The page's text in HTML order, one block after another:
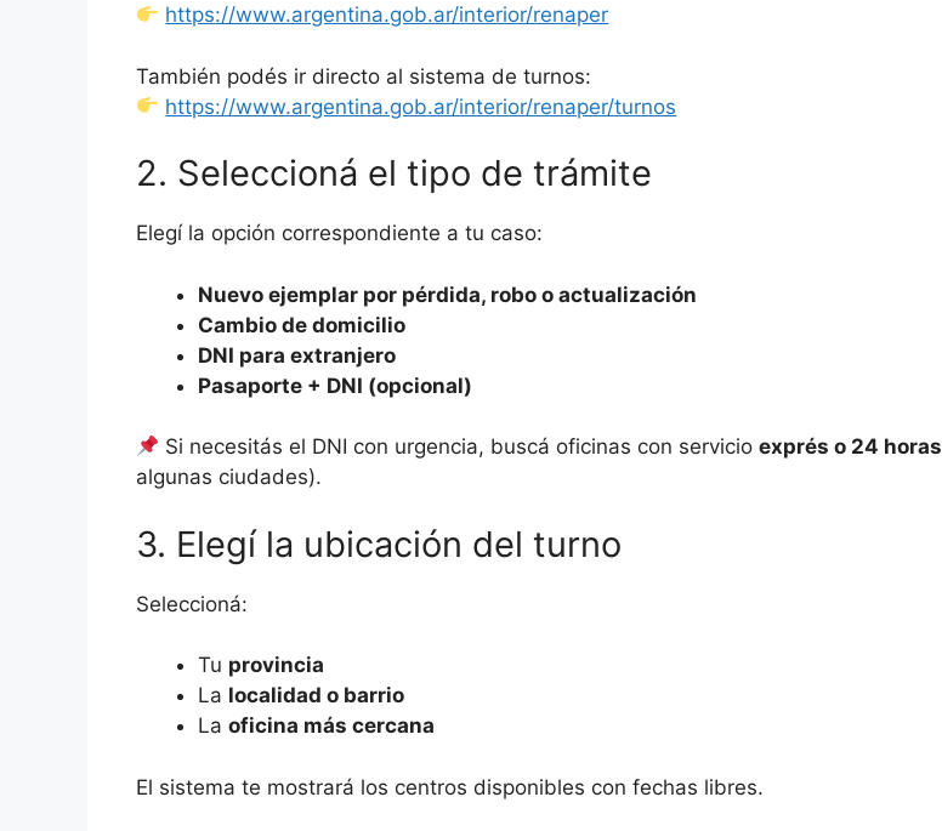
https://www.argentina.gob.ar/interior/renaper
También podés ir directo al sistema de turnos:
https://www.argentina.gob.ar/interior/renaper/turnos
2. Seleccioná el tipo de trámite
Elegí la opción correspondiente a tu caso:
Nuevo ejemplar por pérdida, robo o actualización
Cambio de domicilio
DNI para extranjero
Pasaporte + DNI (opcional)
Si necesitás el DNI con urgencia, buscá oficinas con servicioexprés o 24 horas
algunas ciudades).
3. Elegí la ubicación del turno
Seleccioná:
Tu provincia
La localidad o barrio
La oficina más cercana
El sistema te mostrará los centros disponibles con fechas libres.